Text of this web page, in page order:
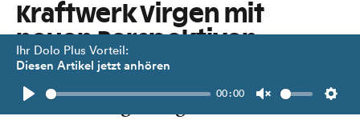
Ihr Dolo Plus Vorteil:
Diesen Artikel jetzt anhören
Play
00:00
Unmute
Kraftwerk Virgen mit
neuen Perspektiven
Bürgermeister orten breite
Zustimmung und große Chancen.